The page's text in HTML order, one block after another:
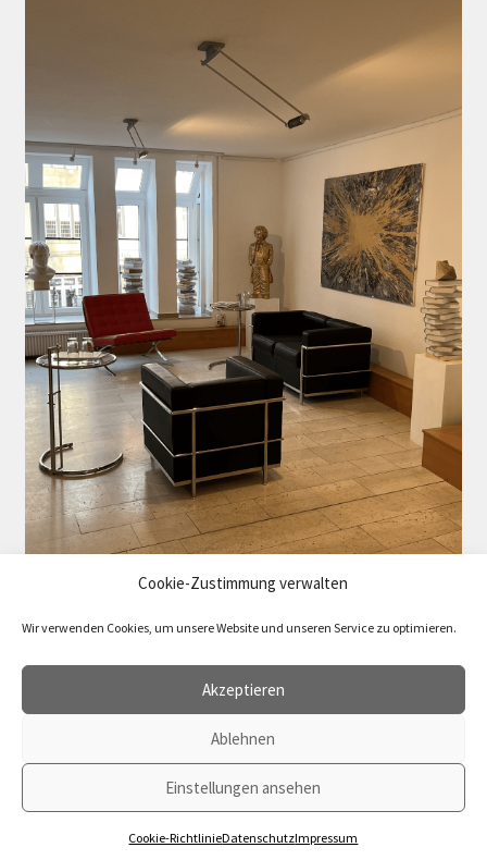
Cookie-Zustimmung verwalten
Wir verwenden Cookies, um unsere Website und unseren Service zu optimieren.
Akzeptieren
Ablehnen
Einstellungen ansehen
Cookie-RichtlinieDatenschutzImpressum
Vertrag widerrufen
0
© 2026 agenda Verlag